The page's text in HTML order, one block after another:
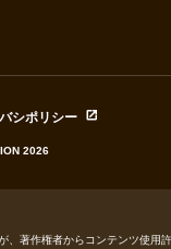
シポリシー
2026
、著作権者からコンテンツ使用